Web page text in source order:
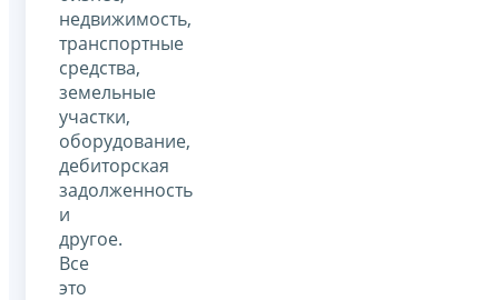
недвижимость,
транспортные
средства,
земельные
участки,
оборудование,
дебиторская
задолженность
и
другое.
Все
это